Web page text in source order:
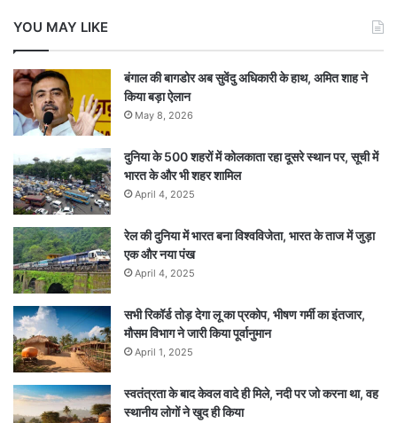
YOU MAY LIKE
बंगाल की बागडोर अब सुवेंदु अधिकारी के हाथ, अमित शाह ने
किया बड़ा ऐलान
May 8, 2026
दुनिया के 500 शहरों में कोलकाता रहा दूसरे स्थान पर, सूची में
भारत के और भी शहर शामिल
April 4, 2025
रेल की दुनिया में भारत बना विश्वविजेता, भारत के ताज में जुड़ा
एक और नया पंख
April 4, 2025
सभी रिकॉर्ड तोड़ देगा लू का प्रकोप, भीषण गर्मी का इंतजार,
मौसम विभाग ने जारी किया पूर्वानुमान
April 1, 2025
स्वतंत्रता के बाद केवल वादे ही मिले, नदी पर जो करना था, वह
स्थानीय लोगों ने खुद ही किया